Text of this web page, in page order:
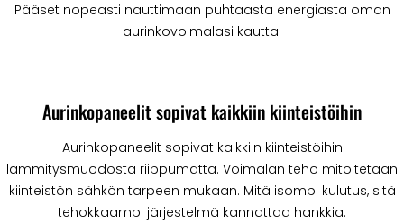
Pääset nopeasti nauttimaan puhtaasta energiasta oman
aurinkovoimalasi kautta.
Aurinkopaneelit sopivat kaikkiin kiinteistöihin
Aurinkopaneelit sopivat kaikkiin kiinteistöihin
lämmitysmuodosta riippumatta. Voimalan teho mitoitetaan
kiinteistön sähkön tarpeen mukaan. Mitä isompi kulutus, sitä
tehokkaampi järjestelmä kannattaa hankkia.